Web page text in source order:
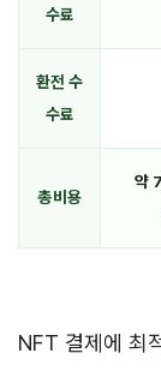
수료
환전 수
수료
총비용
약
NFT 결제에 최